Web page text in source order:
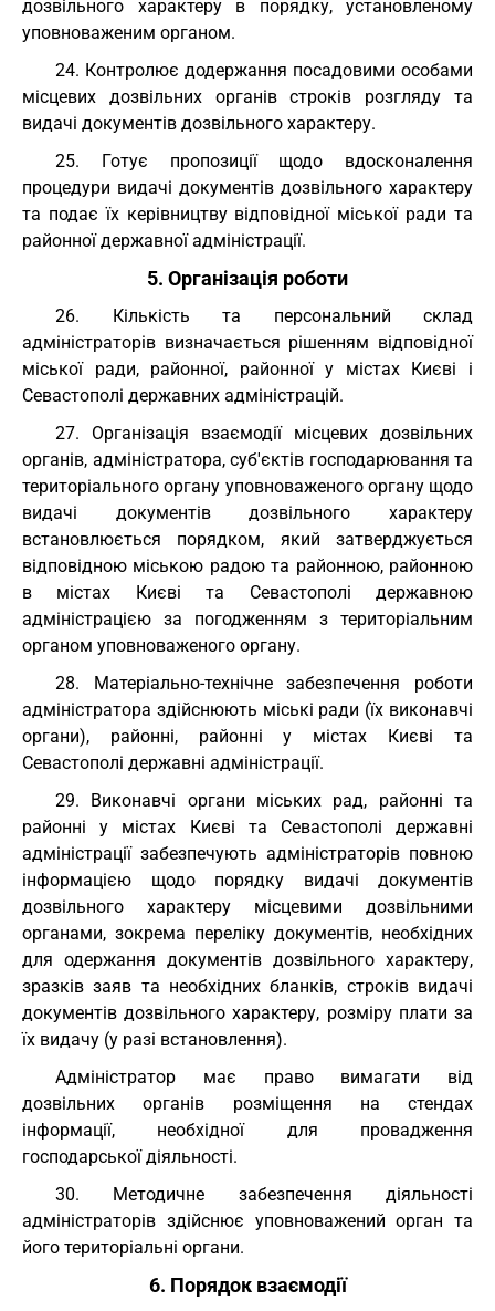
дозвільного характеру в порядку, установленому
уповноваженим органом.
24. Контролює додержання посадовими особами
місцевих дозвільних органів строків розгляду та
видачі документів дозвільного характеру.
25. Готує пропозиції щодо вдосконалення
процедури видачі документів дозвільного характеру
та подає їх керівництву відповідної міської ради та
районної державної адміністрації.
5. Організація роботи
26. Кількість та персональний склад
адміністраторів визначається рішенням відповідної
міської ради, районної, районної у містах Києві і
Севастополі державних адміністрацій.
27. Організація взаємодії місцевих дозвільних
органів, адміністратора, суб'єктів господарювання та
територіального органу уповноваженого органу щодо
видачі документів дозвільного характеру
встановлюється порядком, який затверджується
відповідною міською радою та районною, районною
в містах Києві та Севастополі державною
адміністрацією за погодженням з територіальним
органом уповноваженого органу.
28. Матеріально-технічне забезпечення роботи
адміністратора здійснюють міські ради (їх виконавчі
органи), районні, районні у містах Києві та
Севастополі державні адміністрації.
29. Виконавчі органи міських рад, районні та
районні у містах Києві та Севастополі державні
адміністрації забезпечують адміністраторів повною
інформацією щодо порядку видачі документів
дозвільного характеру місцевими дозвільними
органами, зокрема переліку документів, необхідних
для одержання документів дозвільного характеру,
зразків заяв та необхідних бланків, строків видачі
документів дозвільного характеру, розміру плати за
їх видачу (у разі встановлення).
Адміністратор має право вимагати від
дозвільних органів розміщення на стендах
інформації, необхідної для провадження
господарської діяльності.
30. Методичне забезпечення діяльності
адміністраторів здійснює уповноважений орган та
його територіальні органи.
6. Порядок взаємодії